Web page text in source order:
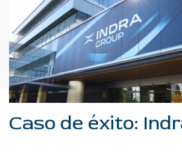
Caso de éxito: